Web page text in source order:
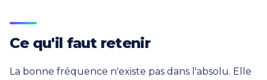
Ce qu'il faut retenir
La bonne fréquence n'existe pas dans l'absolu. Elle